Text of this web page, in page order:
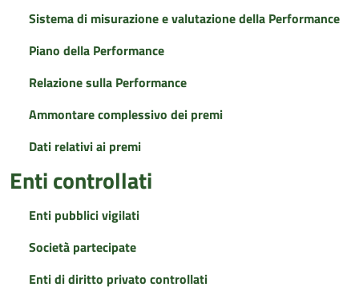
Sistema di misurazione e valutazione della Performance
Piano della Performance
Relazione sulla Performance
Ammontare complessivo dei premi
Dati relativi ai premi
Enti controllati
Enti pubblici vigilati
Società partecipate
Enti di diritto privato controllati